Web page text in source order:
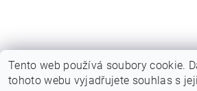
Zboží.cz Heureka.cz
Tento web používá soubory cookie.
tohoto webu vyjadřujete souhlas s